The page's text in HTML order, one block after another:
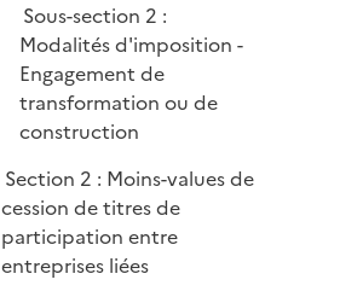
Sous-section 2 :
Modalités d'imposition -
Engagement de
transformation ou de
construction
Section 2 : Moins-values de
cession de titres de
participation entre
entreprises liées